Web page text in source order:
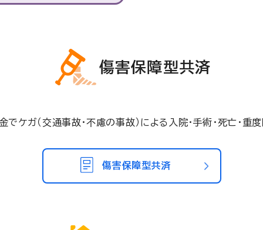
傷害保障型共済
ケガ（交通事故・不慮の事故）による入院・手術・死亡・重
傷害保障型共済